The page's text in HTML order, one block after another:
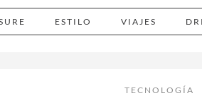
ESTILO VIAJES
TECNOLOGÍA